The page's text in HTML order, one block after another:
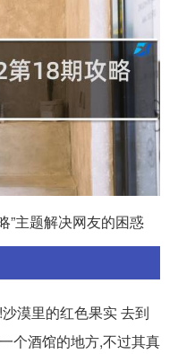
”主题解决网友的困惑
漠里的红色果实 去到
个酒馆的地方,不过其真